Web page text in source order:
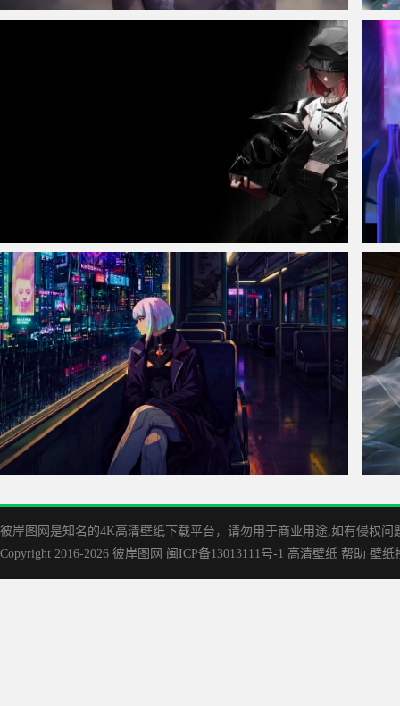
诛
明日方舟 暗黑少女4K高清带鱼屏壁纸3440x1440
3440x1440
彼岸图网是知名的‌4K高清壁纸下载平台，请勿用于商业用途,如有侵权
Copyright 2016-2026 彼岸图网 闽ICP备13013111号-1 高清壁纸 帮助 壁纸